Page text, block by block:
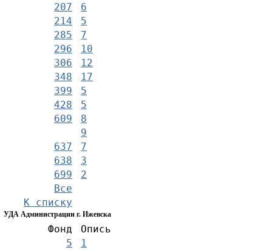
207
6
214
5
285
7
296
10
306
12
348
17
399
5
428
5
609
8
9
637
7
638
3
699
2
Все
К списку
УДА Администрации г. Ижевска
Фонд
Опись
5
1